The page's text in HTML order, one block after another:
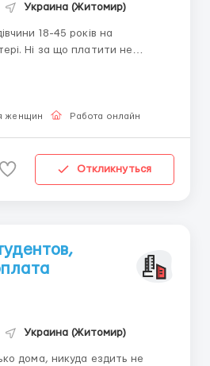
Украина (Житомир)
18-45 років на
Ні за що платити не
в будь-який час доби.
+ 38(068) 584-84-...
женщин Работа онлайн
Откликнуться
Украина (Житомир)
дома, никуда ездить не